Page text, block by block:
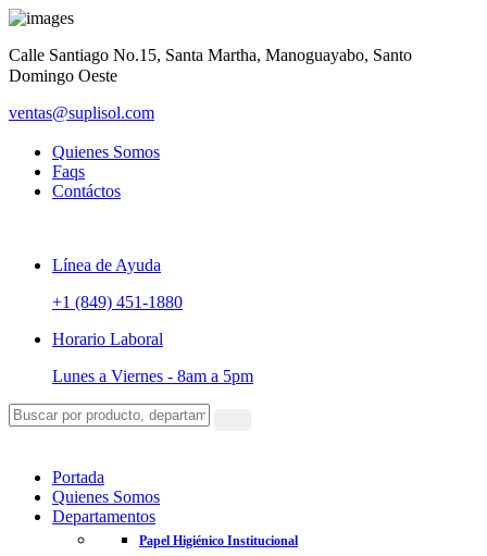
Calle Santiago No.15, Santa Martha, Manoguayabo, Santo
Domingo Oeste
ventas@suplisol.com
Quienes Somos
Faqs
Contáctos
Línea de Ayuda
+1 (849) 451-1880
Horario Laboral
Lunes a Viernes - 8am a 5pm
Portada
Quienes Somos
Departamentos
Papel Higiénico Institucional